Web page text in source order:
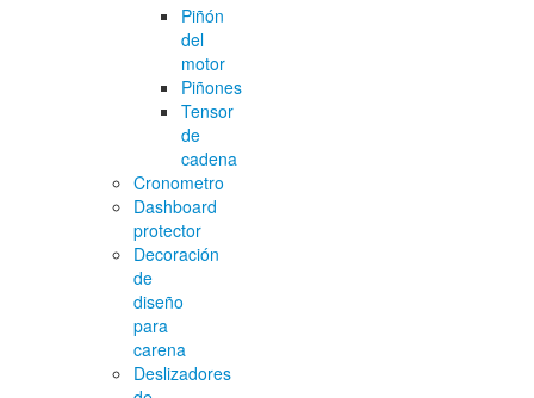
Piñón
del
motor
Piñones
Tensor
de
cadena
Cronometro
Dashboard
protector
Decoración
de
diseño
para
carena
Deslizadores